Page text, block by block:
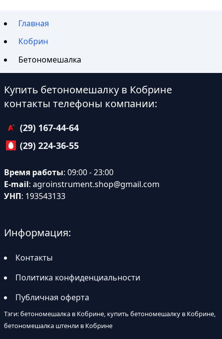
Главная
Кобрин
Бетономешалка
Купить бетономешалку в Кобрине
контакты телефоны компании:
(29) 167-44-64
(29) 224-36-55
Время работы: 09:00 - 23:00
E-mail: agroinstrument.shop@gmail.com
УНП: 193543133
Информация:
Контакты
Политика конфиденциальности
Публичная оферта
Тэги: бетономешалка в Кобрине, купить бетономешалку в Кобрине,
бетономешалка штенли в Кобрине